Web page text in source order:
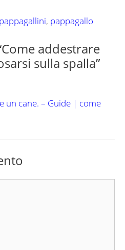
pappagallini, pappagallo
addestrare
sulla spalla”
un cane. – Guide | come